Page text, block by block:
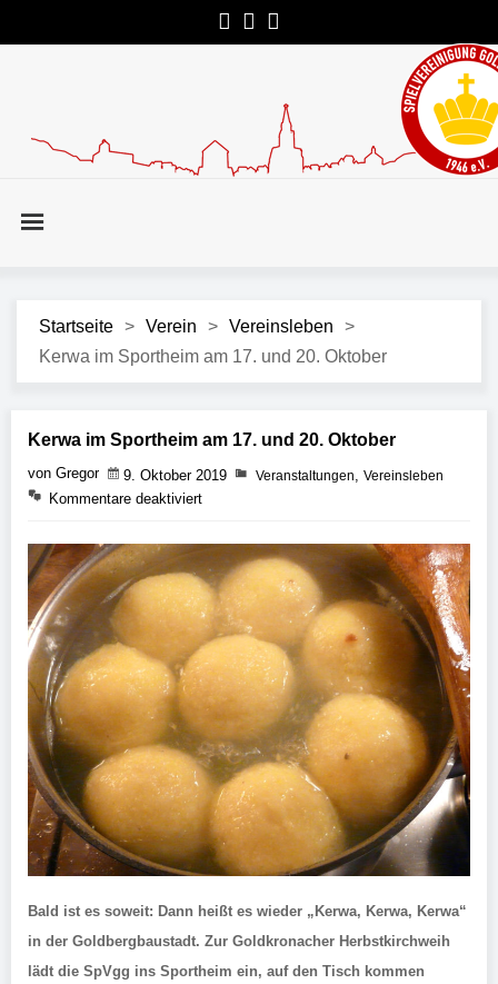
Startseite > Verein > Vereinsleben
>
Kerwa im Sportheim am 17. und 20. Oktober
Kerwa im Sportheim am 17. und 20. Oktober
von Gregor 9. Oktober 2019 Veranstaltungen, Vereinsleben
Kommentare deaktiviert
Bald ist es soweit: Dann heißt es wieder „Kerwa, Kerwa, Kerwa“
in der Goldbergbaustadt. Zur Goldkronacher Herbstkirchweih
lädt die SpVgg ins Sportheim ein, auf den Tisch kommen